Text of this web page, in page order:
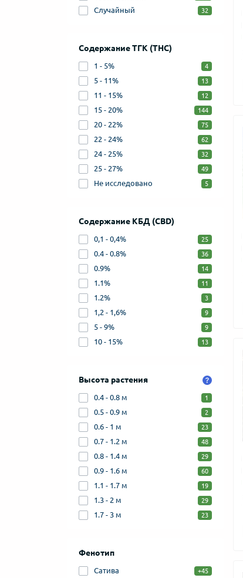
Случайный 32
Содержание ТГК (THC)
1 - 5% 4
5 - 11% 13
11 - 15% 12
15 - 20% 144
20 - 22% 75
22 - 24% 62
24 - 25% 32
25 - 27% 49
Не исследовано 5
Содержание КБД (CBD)
0,1 - 0,4% 25
0.4 - 0.8% 36
0.9% 14
1.1% 11
1.2% 3
1,2 - 1,6% 9
5 - 9% 9
10 - 15% 13
Высота растения
0.4 - 0.8 м 1
0.5 - 0.9 м 2
0.6 - 1 м 23
0.7 - 1.2 м 48
0.8 - 1.4 м 29
0.9 - 1.6 м 60
1.1 - 1.7 м 19
1.3 - 2 м 29
1.7 - 3 м 23
Фенотип
Сатива +45